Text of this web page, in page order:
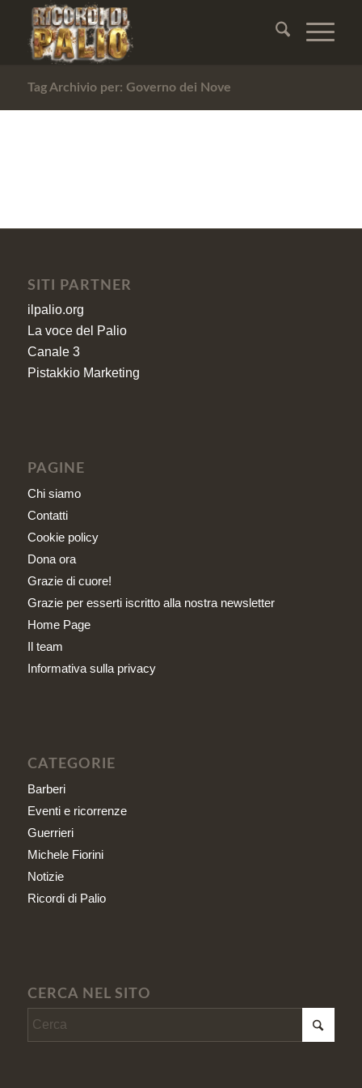
Tag Archivio per: Governo dei Nove
SITI PARTNER
ilpalio.org
La voce del Palio
Canale 3
Pistakkio Marketing
PAGINE
Chi siamo
Contatti
Cookie policy
Dona ora
Grazie di cuore!
Grazie per esserti iscritto alla nostra newsletter
Home Page
Il team
Informativa sulla privacy
CATEGORIE
Barberi
Eventi e ricorrenze
Guerrieri
Michele Fiorini
Notizie
Ricordi di Palio
CERCA NEL SITO